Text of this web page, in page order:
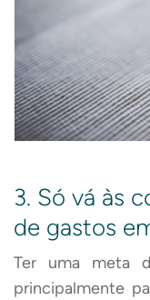
3. Só vá às
de gastos
Ter uma meta
principalmente